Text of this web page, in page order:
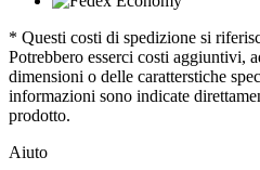
* Questi costi di spedizione si
Potrebbero esserci costi aggiuntivi,
dimensioni o delle caratterstiche
informazioni sono indicate
prodotto.
Aiuto